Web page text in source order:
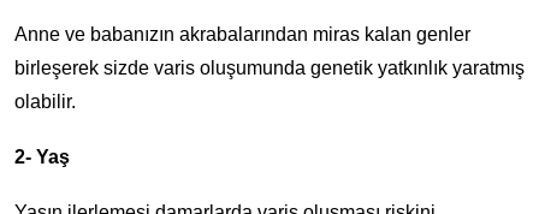
Anne ve babanızın akrabalarından miras kalan genler
birleşerek sizde varis oluşumunda genetik yatkınlık yaratmış
olabilir.
2- Yaş